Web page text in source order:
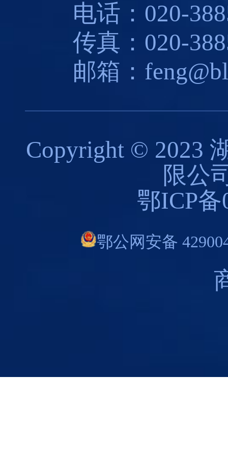
电话：020-
传真：020-
邮箱：
Copyright © 2023
限公
鄂ICP备
鄂公网安备